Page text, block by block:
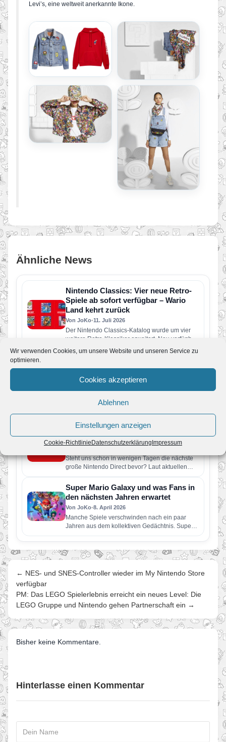
Wir verwenden Cookies, um unsere Website und unseren Service zu
optimieren.
Cookies akzeptieren
Ablehnen
Einstellungen anzeigen
Cookie-Richtlinie Datenschutzerklärung Impressum
Levi’s, eine weltweit anerkannte Ikone.
Ähnliche News
Nintendo Classics: Vier neue Retro-
Spiele ab sofort verfügbar – Wario
Land kehrt zurück
Von JoKo•11. Juli 2026
Der Nintendo Classics-Katalog wurde um vier
weitere Retro-Klassiker erweitert. Neu verfügbar
sind die folgenden Spiele: Wario Land: Super…
Direct erscheint am Dienstag, den 9.
Juni
Der rund 50-minütige Livestream enthält
vorwiegend Informationen zu Spielen, die
dieses Jahr für Nintendo Switch 2 und Nintendo
Switch erscheinen…
Gerücht: Neue Nintendo Direct findet
im Juni 2026 statt
Steht uns schon in wenigen Tagen die nächste
große Nintendo Direct bevor? Laut aktuellen
Berichten soll Nintendo bereits…
Super Mario Galaxy und was Fans in
den nächsten Jahren erwartet
Von JoKo•8. April 2026
Manche Spiele verschwinden nach ein paar
Jahren aus dem kollektiven Gedächtnis. Super
Mario Galaxy nicht. Erschienen im November…
← NES- und SNES-Controller wieder im My Nintendo Store
verfügbar
PM: Das LEGO Spielerlebnis erreicht ein neues Level: Die
LEGO Gruppe und Nintendo gehen Partnerschaft ein →
Bisher keine Kommentare.
Hinterlasse einen Kommentar